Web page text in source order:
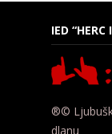
IED “HERC
®©
dlanu